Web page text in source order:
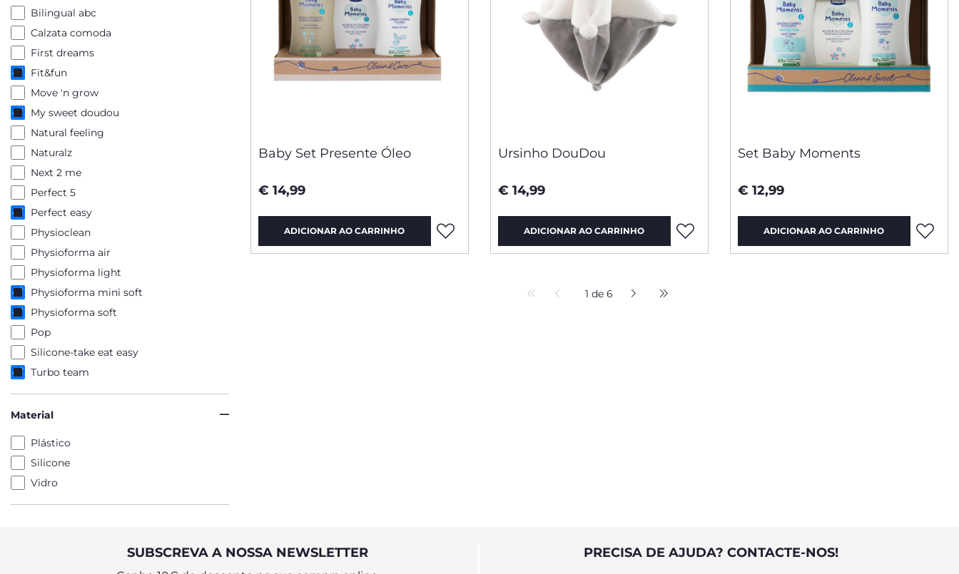
Bilingual abc
Calzata comoda
First dreams
Fit&fun
Move 'n grow
My sweet doudou
Natural feeling
Naturalz
Next 2 me
Perfect 5
Perfect easy
Physioclean
Physioforma air
Physioforma light
Physioforma mini soft
Physioforma soft
Pop
Silicone-take eat easy
Turbo team
Material
Plástico
Silicone
Vidro
Baby Set Presente Óleo
€ 14,99
ADICIONAR AO CARRINHO
Ursinho DouDou
€ 14,99
ADICIONAR AO CARRINHO
Set Baby Moments
€ 12,99
ADICIONAR AO CARRINHO
1 de 6
SUBSCREVA A NOSSA NEWSLETTER PRECISA DE AJUDA? CONTACTE-NOS!